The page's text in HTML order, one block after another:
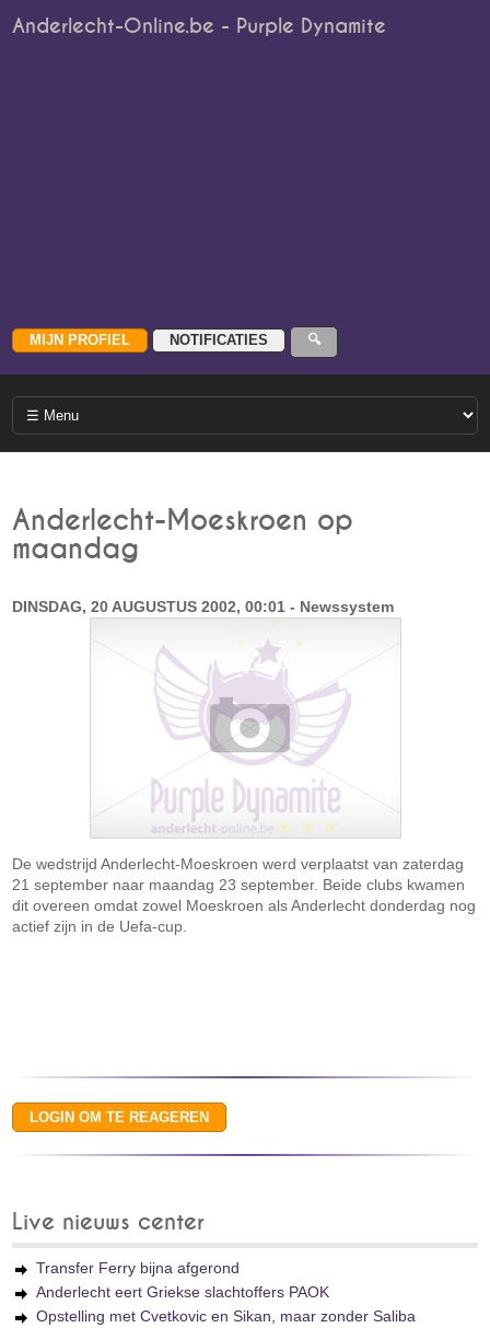
Anderlecht-Online.be - Purple Dynamite
Anderlecht-Moeskroen op
maandag
DINSDAG, 20 AUGUSTUS 2002, 00:01 - Newssystem
De wedstrijd Anderlecht-Moeskroen werd verplaatst van zaterdag
21 september naar maandag 23 september. Beide clubs kwamen
dit overeen omdat zowel Moeskroen als Anderlecht donderdag nog
actief zijn in de Uefa-cup.
Live nieuws center
Transfer Ferry bijna afgerond
Anderlecht eert Griekse slachtoffers PAOK
Opstelling met Cvetkovic en Sikan, maar zonder Saliba